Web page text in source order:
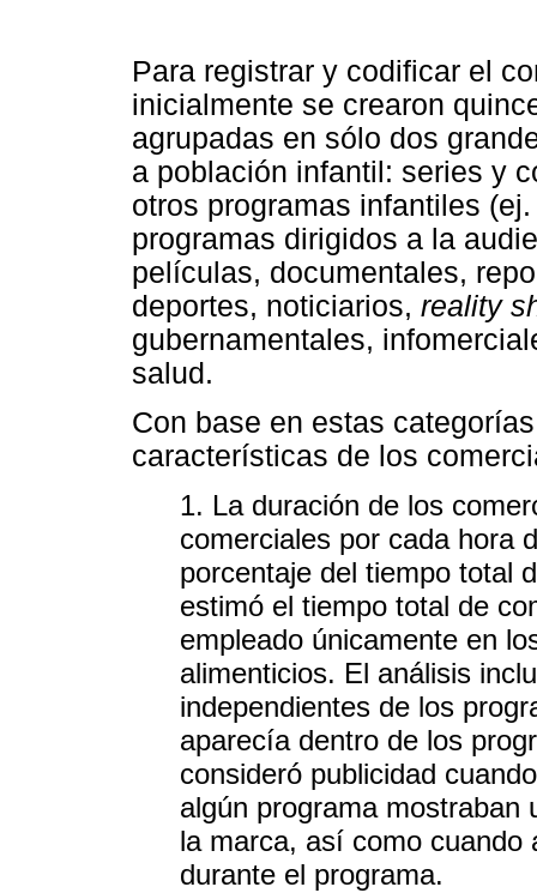
Para registrar y codificar el
inicialmente se crearon
agrupadas en sólo dos
a población infantil: series y
otros programas infantiles
programas dirigidos a la
películas, documentales,
deportes, noticiarios, reality
gubernamentales,
salud.
Con base en estas
características de los
1. La duración de los
comerciales por cada hora
porcentaje del tiempo total
estimó el tiempo total de
empleado únicamente en
alimenticios. El análisis
independientes de los
aparecía dentro de los
consideró publicidad
algún programa mostraban
la marca, así como cuando
durante el programa.